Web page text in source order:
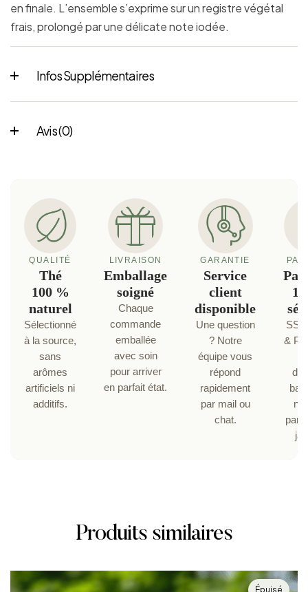
en finale. L’ensemble s’exprime sur un registre végétal
frais, prolongé par une délicate note iodée.
Infos Supplémentaires
Avis (0)
QUALITÉ
Thé
100 %
naturel
Sélectionné
à la source,
sans
arômes
artificiels ni
additifs.
LIVRAISON
Emballage
soigné
Chaque
commande
emballée
avec soin
pour arriver
en parfait état.
GARANTIE
Service
client
disponible
Une question
? Notre
équipe vous
répond
rapidement
par mail ou
chat.
&
ne
Produits similaires
Épuisé